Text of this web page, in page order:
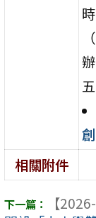
相關附件
【